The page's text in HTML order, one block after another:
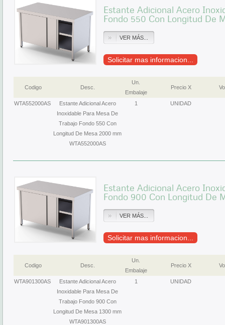
Estante Adicional Acero
Fondo 550 Con Longitud De
VER MÁS...
Solicitar mas informacion...
Codigo Desc.
Un.
Embalaje
Precio X
WTA552000AS
Estante Adicional Acero
Inoxidable Para Mesa De
Trabajo Fondo 550 Con
Longitud De Mesa 2000 mm
WTA552000AS
1 UNIDAD
Estante Adicional Acero
Fondo 900 Con Longitud De
VER MÁS...
Solicitar mas informacion...
Codigo Desc.
Un.
Embalaje
Precio X
WTA901300AS
Estante Adicional Acero
Inoxidable Para Mesa De
Trabajo Fondo 900 Con
Longitud De Mesa 1300 mm
WTA901300AS
1 UNIDAD